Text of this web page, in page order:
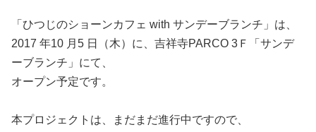
「ひつじのショーンカフェ with サンデーブランチ」は、
2017 年10 月5 日（木）に、吉祥寺PARCO 3Ｆ「サンデ
ーブランチ」にて、
オープン予定です。
本プロジェクトは、まだまだ進行中ですので、